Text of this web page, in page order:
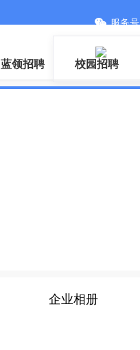
服务号
蓝领招聘 校园招聘
企业相册